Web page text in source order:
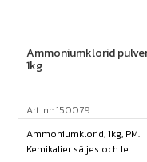
Ammoniumklorid
1kg
Art. nr: 150079
Ammoniumklorid, 1kg, PM.
Kemikalier säljes och le...